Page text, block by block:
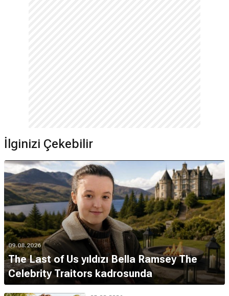
İlginizi Çekebilir
09.08.2026
The Last of Us yıldızı Bella Ramsey The
Celebrity Traitors kadrosunda